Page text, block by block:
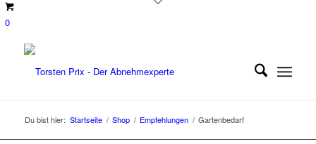
0
Du bist hier: Startseite / Shop / Empfehlungen / Gartenbedarf